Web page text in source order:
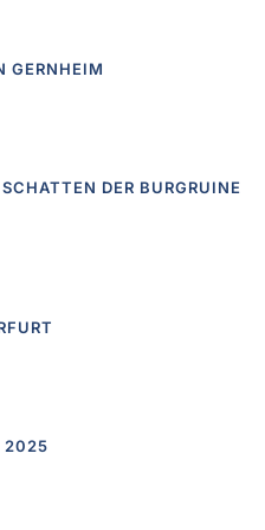
GERNHEIM
DER BURGRUINE
2025